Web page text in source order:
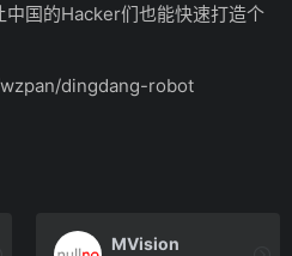
国的Hacker们也能快速打造个
dingdang-robot
MVision